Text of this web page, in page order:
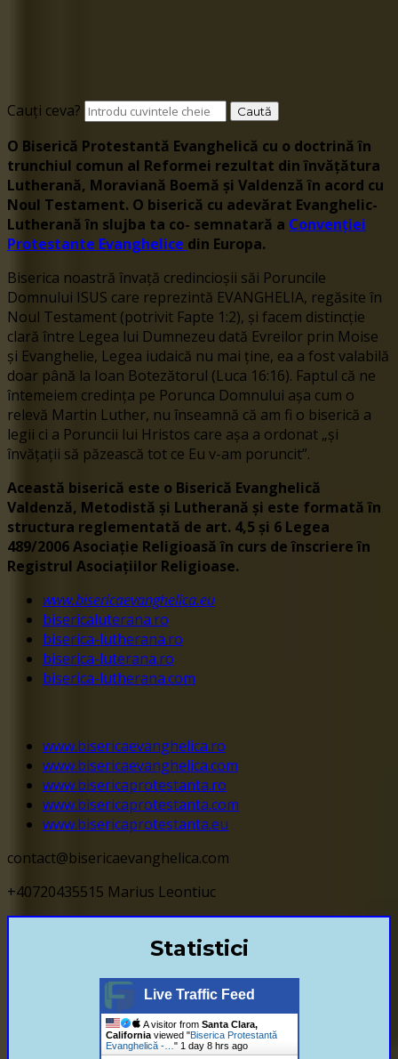
Cauți ceva?
O Biserică Protestantă Evanghelică cu o doctrină în
trunchiul comun al Reformei rezultat din învățătura
Lutherană, Moraviană Boemă și Valdenză în acord cu
Noul Testament. O biserică cu adevărat Evanghelic-
Lutherană în slujba ta co- semnatară a Convenției
Protestante Evanghelice din Europa.
Biserica noastră învață credincioșii săi Poruncile
Domnului ISUS care reprezintă EVANGHELIA, regăsite în
Noul Testament (potrivit Fapte 1:2), și facem distincție
clară între Legea lui Dumnezeu dată Evreilor prin Moise
și Evanghelie, Legea iudaică nu mai ține, ea a fost valabilă
doar până la Ioan Botezătorul (Luca 16:16). Faptul că ne
întemeiem credința pe Porunca Domnului așa cum o
relevă Martin Luther, nu înseamnă că am fi o biserică a
legii ci a Poruncii lui Hristos care așa a ordonat „și
învățații să păzească tot ce Eu v-am poruncit”.
Această biserică este o Biserică Evanghelică
Valdenză, Metodistă și Lutherană și este formată în
structura reglementată de art. 4,5 și 6 Legea
489/2006Asociație Religioasă în curs de înscriere în
Registrul Asociațiilor Religioase.
www.bisericaevanghelica.eu
bisericaluterana.ro
biserica-lutherana.ro
biserica-luterana.ro
biserica-lutherana.com
www.bisericaevanghelica.ro
www.bisericaevanghelica.com
www.bisericaprotestanta.ro
www.bisericaprotestanta.com
www.bisericaprotestanta.eu
contact@bisericaevanghelica.com
+40720435515 Marius Leontiuc
Statistici
Live Traffic Feed
A visitor from Santa Clara,
Californiaviewed "Biserica Protestantă
Evanghelică -…" 1 day 8 hrs ago